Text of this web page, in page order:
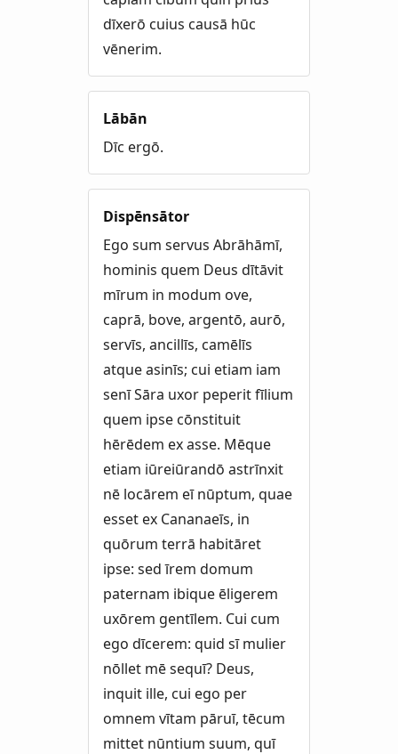
dīxerō cuius causā hūc
vēnerim.
Lābān
Dīc ergō.
Dispēnsātor
Ego sum servus Abrāhāmī,
hominis quem Deus dītāvit
mīrum in modum ove,
caprā, bove, argentō, aurō,
servīs, ancillīs, camēlīs
atque asinīs; cui etiam iam
senī Sāra uxor peperit fīlium
quem ipse cōnstituit
hērēdem ex asse. Mēque
etiam iūreiūrandō astrīnxit
nē locārem eī nūptum, quae
esset ex Cananaeīs, in
quōrum terrā habitāret
ipse: sed īrem domum
paternam ibique ēligerem
uxōrem gentīlem. Cui cum
ego dīcerem: quid sī mulier
nōllet mē sequī? Deus,
inquit ille, cui ego per
omnem vītam pāruī, tēcum
mittet nūntium suum, quī